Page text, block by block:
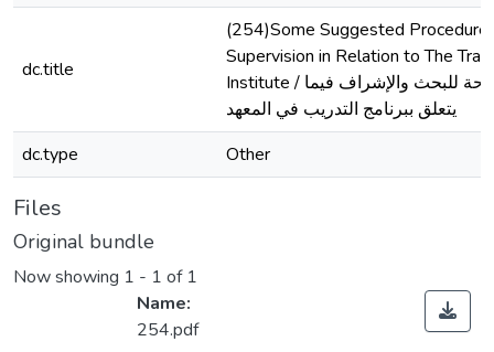
dc.title
(254)Some Suggested
Supervision in Relation to The
Institute / بعض الإجراءات المقترحة للبحث والإشراف فيما
يتعلق ببرنامج التدريب في المعهد
dc.type
Other
Files
Original bundle
Now showing 1 - 1 of 1
Name:
254.pdf